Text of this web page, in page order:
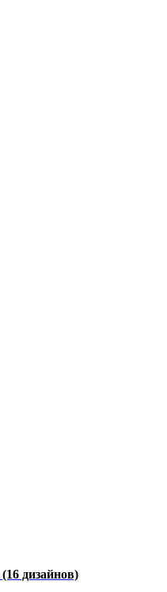
(16 дизайнов)